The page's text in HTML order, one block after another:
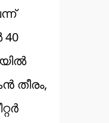
തീരം,